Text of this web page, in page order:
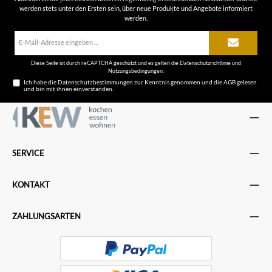
werden stets unter den Ersten sein, über neue Produkte und Angebote informiert
werden.
Diese Seite ist durch reCAPTCHA geschützt und es gelten die Datenschutzrichtlinieund
Nutzungsbedingungen.
Ich habe dieDatenschutzbestimmungen zur Kenntnis genommen und dieAGBgelesen
und bin mit ihnen einverstanden.
SERVICE
KONTAKT
ZAHLUNGSARTEN